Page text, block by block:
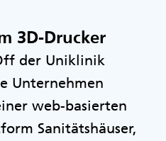
3D-Drucker
der Uniklinik
Unternehmen
web-basierten
Sanitätshäuser,